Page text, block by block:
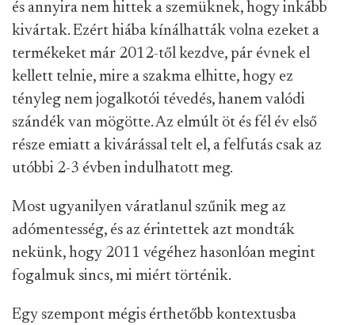
és annyira nem hittek a szemüknek, hogy inkább
kivártak. Ezért hiába kínálhatták volna ezeket a
termékeket már 2012-től kezdve, pár évnek el
kellett telnie, mire a szakma elhitte, hogy ez
tényleg nem jogalkotói tévedés, hanem valódi
szándék van mögötte. Az elmúlt öt és fél év első
része emiatt a kivárással telt el, a felfutás csak az
utóbbi 2-3 évben indulhatott meg.
Most ugyanilyen váratlanul szűnik meg az
adómentesség, és az érintettek azt mondták
nekünk, hogy 2011 végéhez hasonlóan megint
fogalmuk sincs, mi miért történik.
Egy szempont mégis érthetőbb kontextusba